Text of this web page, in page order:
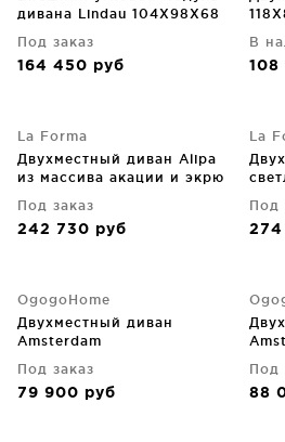
дивана Lindau 104X98X68
Под заказ
164 450 руб
В
108
La Forma
Двухместный диван Alipa
из массива акации и экрю
165X88X72 CM
Под заказ
242 730 руб
La
Под
OgogoHome
Двухместный диван
Amsterdam
Под заказ
79 900 руб
Под
88